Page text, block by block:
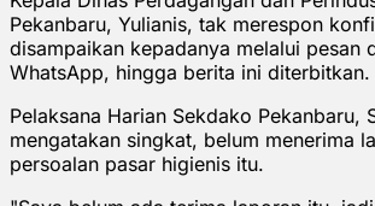
Pekanbaru, Yulianis, tak merespon
disampaikan kepadanya melalui pesan
WhatsApp, hingga berita ini diterbitkan.
Pelaksana Harian Sekdako Pekanbaru,
mengatakan singkat, belum menerima
persoalan pasar higienis itu.